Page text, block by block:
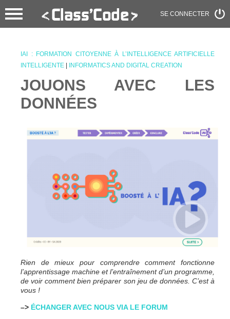
SE CONNECTER
IAI : FORMATION CITOYENNE À L’INTELLIGENCE ARTIFICIELLE
INTELLIGENTE | INFORMATICS AND DIGITAL CREATION
JOUONS AVEC LES
DONNÉES
Rien de mieux pour comprendre comment fonctionne
l’apprentissage machine et l’entraînement d’un programme,
de voir comment bien préparer son jeu de données. C’est à
vous !
–> ÉCHANGER AVEC NOUS VIA LE FORUM